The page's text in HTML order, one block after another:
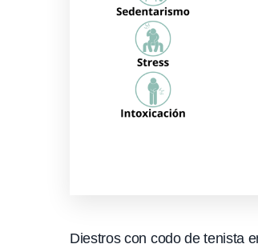
Diestros con codo de tenista